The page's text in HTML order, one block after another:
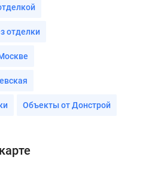
отделки
Объекты от Донстрой